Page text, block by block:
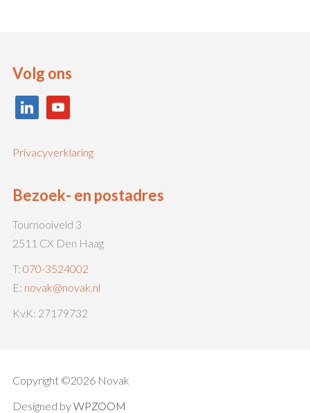
Volg ons
linkedin youtube
Privacyverklaring
Bezoek- en postadres
Tournooiveld 3
2511 CX Den Haag
T: 070-3524002
E: novak@novak.nl
KvK: 27179732
Copyright ©2026 Novak
Designed byWPZOOM